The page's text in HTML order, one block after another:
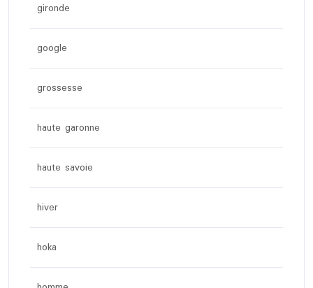
gironde
google
grossesse
haute garonne
haute savoie
hiver
hoka